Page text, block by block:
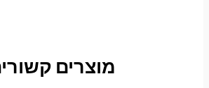
מוצרים קשורים